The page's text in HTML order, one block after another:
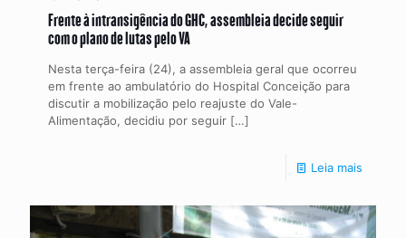
Frente à intransigência do GHC, assembleia decide seguir
com o plano de lutas pelo VA
Nesta terça-feira (24), a assembleia geral que ocorreu
em frente ao ambulatório do Hospital Conceição para
discutir a mobilização pelo reajuste do Vale-
Alimentação, decidiu por seguir […]
Leia mais